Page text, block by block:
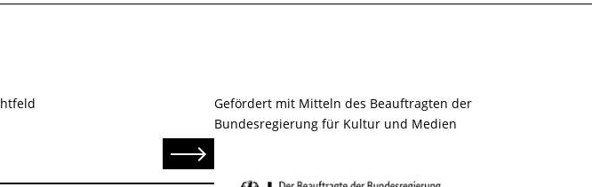
Senden
Gefördert mit Mitteln des Beauftragten der
Bundesregierung für Kultur und Medien